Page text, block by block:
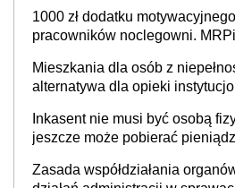
cały kraj
1000 zł dodatku
pracowników noclegowni.
Mieszkania dla osób z
alternatywa dla opieki
Inkasent nie musi być osobą
jeszcze może pobierać
Zasada współdziałania